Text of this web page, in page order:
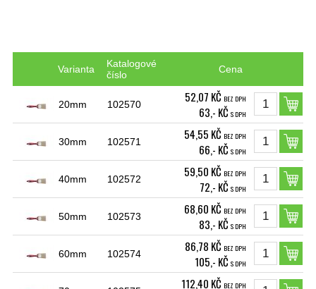
Varianta
Katalogové
číslo
Cena
20mm 102570 52,07 KČ BEZ DPH
63,- KČ S DPH
30mm 102571 54,55 KČ BEZ DPH
66,- KČ S DPH
40mm 102572 59,50 KČ BEZ DPH
72,- KČ S DPH
50mm 102573 68,60 KČ BEZ DPH
83,- KČ S DPH
60mm 102574 86,78 KČ BEZ DPH
105,- KČ S DPH
112,40 KČ BEZ DPH